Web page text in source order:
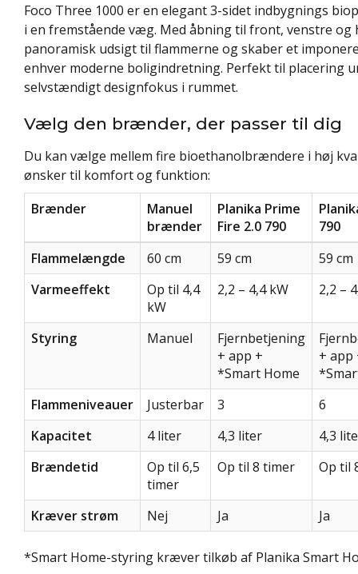
Foco Three 1000 er en elegant 3-sidet indbygnings
i en fremstående væg. Med åbning til front, venstre og
panoramisk udsigt til flammerne og skaber et
enhver moderne boligindretning. Perfekt til placering
selvstændigt designfokus i rummet.
Vælg den brænder, der passer til dig
Du kan vælge mellem fire bioethanolbrændere i høj
ønsker til komfort og funktion:
Brænder
Manuel
brænder
Planika Prime
Fire 2.0 790
790
Flammelængde
60 cm 59 cm
59 cm
Varmeeffekt
Op til 4,4
kW
2,2 – 4,4 kW 2,2 –
Styring Manuel
Fjernbetjening
+ app +
*Smart Home
+ app
Flammeniveauer
Justerbar 3
6
Kapacitet
4 liter 4,3 liter
4,3
Brændetid
Op til 6,5
timer
Op til 8 timer Op til
Kræver strøm Nej Ja Ja
*Smart Home-styring kræver tilkøb af Planika Smart